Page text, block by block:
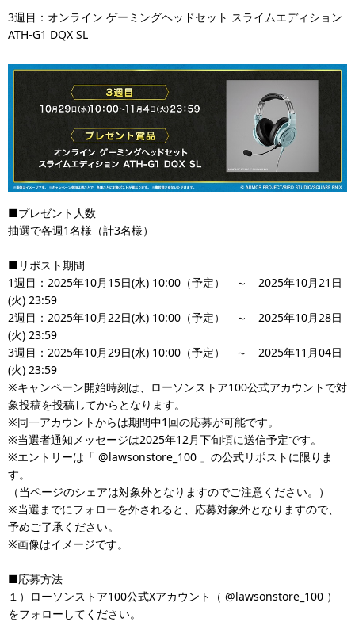
3週目：オンライン ゲーミングヘッドセット スライムエディション
ATH-G1 DQX SL
■プレゼント人数
抽選で各週1名様（計3名様）
■リポスト期間
1週目：2025年10月15日(水) 10:00（予定） ～ 2025年10月21日
(火) 23:59
2週目：2025年10月22日(水) 10:00（予定） ～ 2025年10月28日
(火) 23:59
3週目：2025年10月29日(水) 10:00（予定） ～ 2025年11月04日
(火) 23:59
※キャンペーン開始時刻は、ローソンストア100公式アカウントで対
象投稿を投稿してからとなります。
※同一アカウントからは期間中1回の応募が可能です。
※当選者通知メッセージは2025年12月下旬頃に送信予定です。
※エントリーは「 @lawsonstore_100 」の公式リポストに限りま
す。
（当ページのシェアは対象外となりますのでご注意ください。）
※当選までにフォローを外されると、応募対象外となりますので、
予めご了承ください。
※画像はイメージです。
■応募方法
１）ローソンストア100公式Xアカウント（ @lawsonstore_100 ）
をフォローしてください。